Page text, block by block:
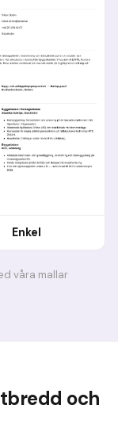
Enkel
våra mallar
och